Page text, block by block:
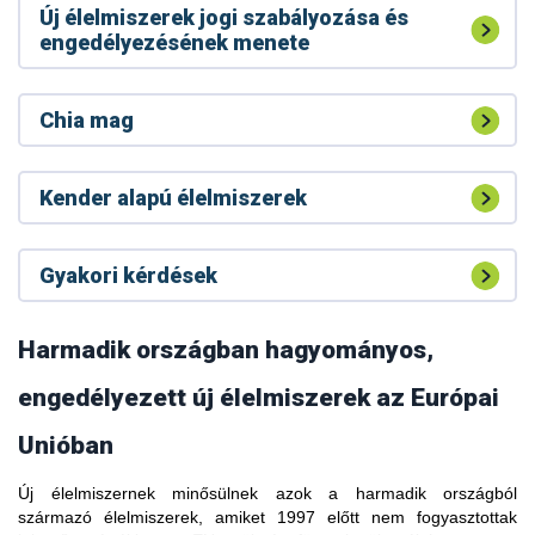
Új élelmiszerek jogi szabályozása és
engedélyezésének menete
Chia mag
Kender alapú élelmiszerek
Gyakori kérdések
Harmadik országban hagyományos,
engedélyezett új élelmiszerek az Európai
Unióban
Új élelmiszernek minősülnek azok a harmadik országból
származó élelmiszerek, amiket 1997 előtt nem fogyasztottak
A kávélevélből készült forrázatot (tea) hagyományos italként
fogyasztják Etiópiában, Dél-Szudánban, Libériában,